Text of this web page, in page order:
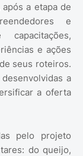
a etapa de
e
e ações
seus roteiros.
a
a oferta
pelo projeto
do queijo,